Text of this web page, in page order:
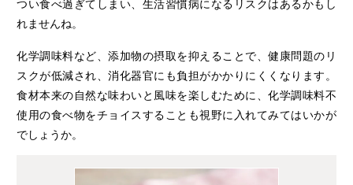
つい食べ過ぎてしまい、生活習慣病になるリスクはあるかもし
れませんね。
化学調味料など、添加物の摂取を抑えることで、健康問題のリ
スクが低減され、消化器官にも負担がかかりにくくなります。
食材本来の自然な味わいと風味を楽しむために、化学調味料不
使用の食べ物をチョイスすることも視野に入れてみてはいかが
でしょうか。